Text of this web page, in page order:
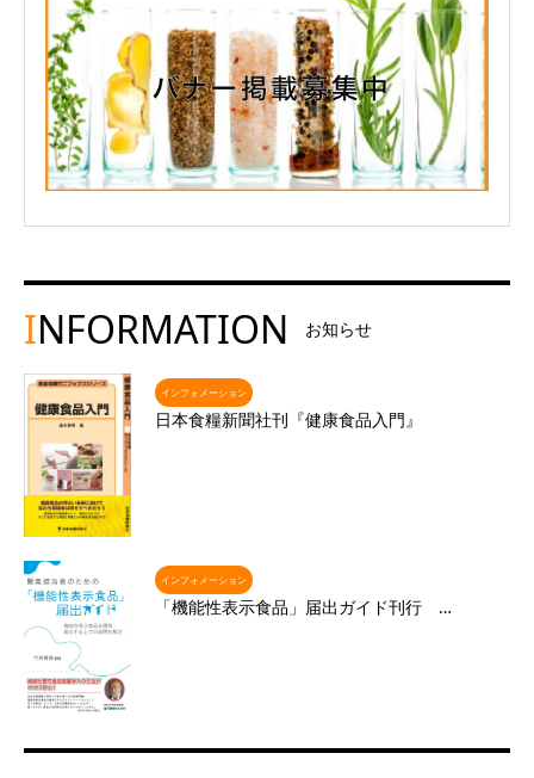
INFORMATION お知らせ
インフォメーション
日本食糧新聞社刊『健康食品入門』
インフォメーション
「機能性表示食品」届出ガイド刊行 …